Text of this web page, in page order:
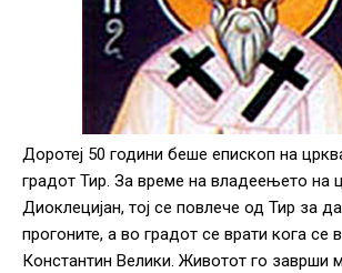
Доротеј 50 години беше епископ на
градот Тир. За време на владеењето на
Диоклецијан, тој се повлече од Тир за
прогоните, а во градот се врати кога се
Константин Велики. Животот го заврши